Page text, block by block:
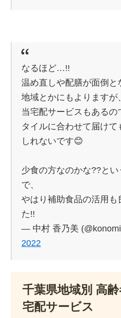
なるほど…!!
温め直しや配膳が面倒と
地域とかにもよります
当宅配サービスもあるの
タイルに合わせて届けて
しれないです😊
少食の方なのかな??と
で、
やはり補助食品の活用も
た!!
— 中村 香乃美
2022
千葉県地域別 高
宅配サービス